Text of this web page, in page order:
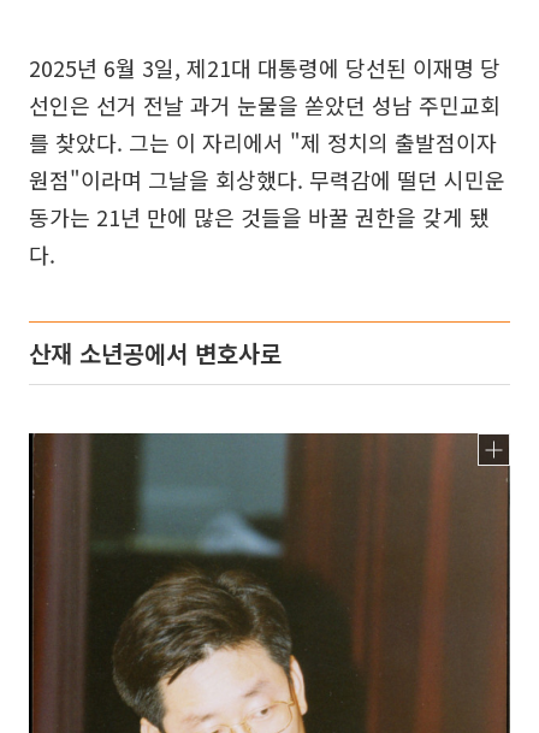
2025년 6월 3일, 제21대 대통령에 당선된 이재명 당
선인은 선거 전날 과거 눈물을 쏟았던 성남 주민교회
를 찾았다. 그는 이 자리에서 "제 정치의 출발점이자
원점"이라며 그날을 회상했다. 무력감에 떨던 시민운
동가는 21년 만에 많은 것들을 바꿀 권한을 갖게 됐
다.
산재 소년공에서 변호사로